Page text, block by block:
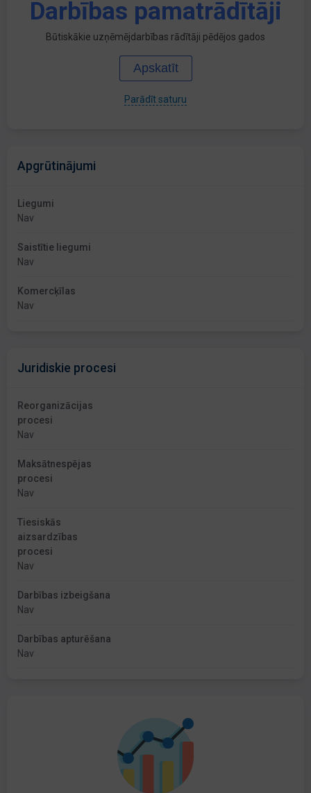
Darbības pamatrādītāji
Būtiskākie uzņēmējdarbības rādītāji pēdējos gados
Apskatīt
Parādīt saturu
Apgrūtinājumi
Liegumi
Nav
Saistītie liegumi
Nav
Komercķīlas
Nav
Juridiskie procesi
Reorganizācijas
procesi
Nav
Maksātnespējas
procesi
Nav
Tiesiskās
aizsardzības
procesi
Nav
Darbības izbeigšana
Nav
Darbības apturēšana
Nav